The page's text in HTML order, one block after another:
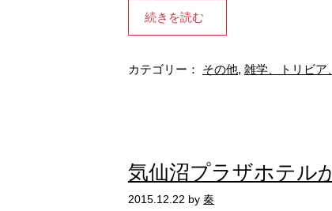
n
a
続きを読む
カテゴリー： その他, 雑学、トリビア
気仙沼プラザホテル
2015.12.22 by 秦